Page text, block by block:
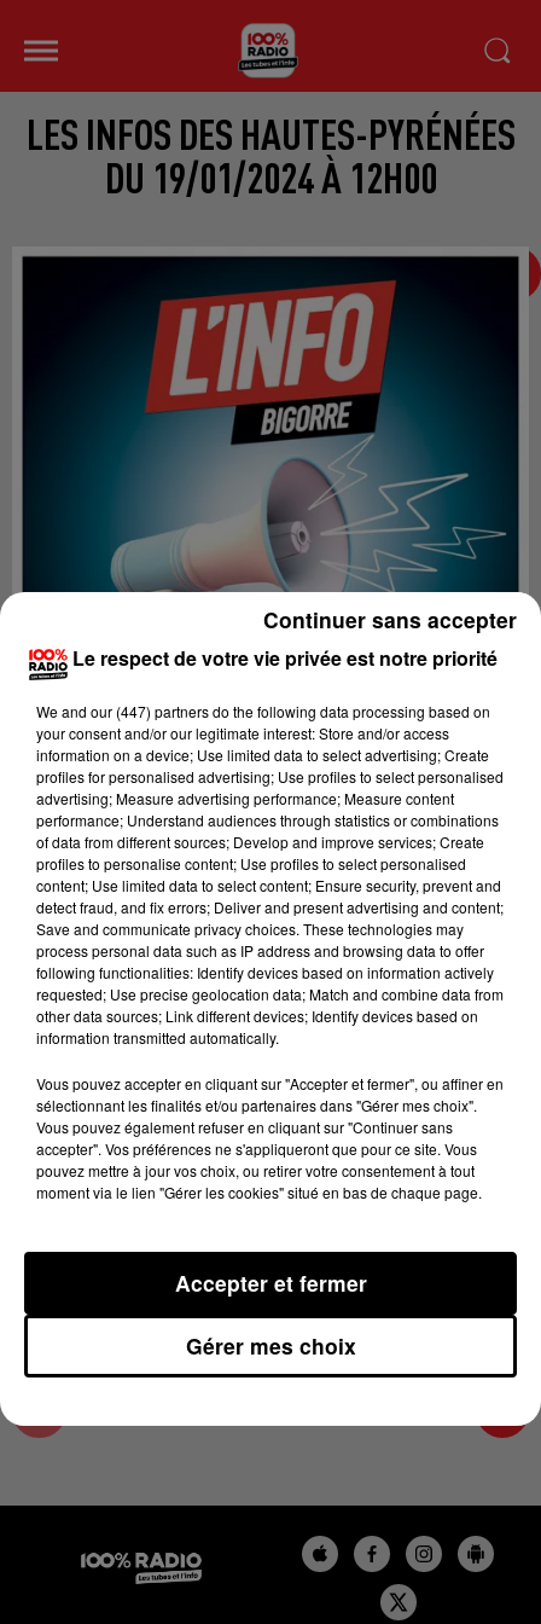
LES INFOS DES HAUTES-PYRÉNÉES
DU 19/01/2024 À 12H00
Lecture (2 min 22 sec)
100%
100% Radio les infos des Hautes-Pyrénées
19 janvier 2024 - 2 min 22 sec
LES INFOS DES HAUTES-PYRÉNÉES DU
19/01/2024 À 12H00
Podcasts infos des Hautes-Pyrénées
Le respect de votre vie privée est notre priorité
We and our (447) partnersdo the following data processing based on
your consent and/or our legitimate interest: Store and/or access
information on a device; Use limited data to select advertising; Create
profiles for personalised advertising; Use profiles to select personalised
advertising; Measure advertising performance; Measure content
performance; Understand audiences through statistics or combinations
of data from different sources; Develop and improve services; Create
profiles to personalise content; Use profiles to select personalised
content; Use limited data to select content; Ensure security, prevent and
detect fraud, and fix errors; Deliver and present advertising and content;
Save and communicate privacy choices. These technologies may
process personal data such as IP address and browsing data to offer
following functionalities: Identify devices based on information actively
requested; Use precise geolocation data; Match and combine data from
other data sources; Link different devices; Identify devices based on
information transmitted automatically.
Vous pouvez accepter en cliquant sur "Accepter et fermer", ou affiner en
sélectionnant les finalités et/ou partenaires dans "Gérer mes choix".
Vous pouvez également refuser en cliquant sur "Continuer sans
accepter". Vos préférences ne s'appliqueront que pour ce site. Vous
pouvez mettre à jour vos choix, ou retirer votre consentement à tout
moment via le lien "Gérer les cookies" situé en bas de chaque page.
Gérer mes choix
Accepter et fermer
Continuer sans accepter